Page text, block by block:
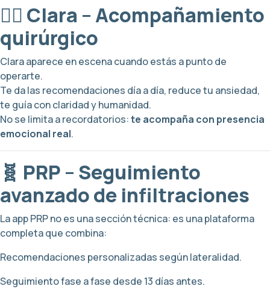
👩‍⚕️ Clara – Acompañamiento
quirúrgico
Clara aparece en escena cuando estás a punto de
operarte.
Te da las recomendaciones día a día, reduce tu ansiedad,
te guía con claridad y humanidad.
No se limita a recordatorios:te acompaña con presencia
emocional real.
🧬 PRP – Seguimiento
avanzado de infiltraciones
La app PRP no es una sección técnica: es una plataforma
completa que combina:
Recomendaciones personalizadas según lateralidad.
Seguimiento fase a fase desde 13 días antes.